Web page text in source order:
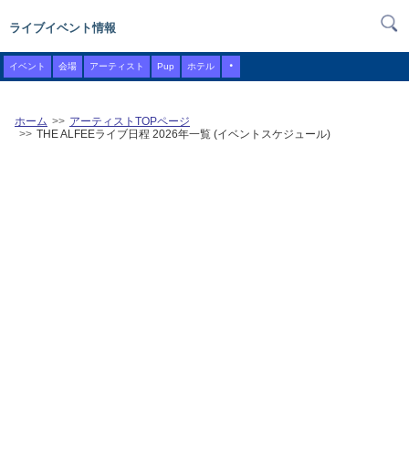
ライブイベント情報
イベント 会場 アーティスト Pup ホテル ・
ホーム
アーティストTOPページ
THE ALFEEライブ日程 2026年一覧 (イベントスケジュール)